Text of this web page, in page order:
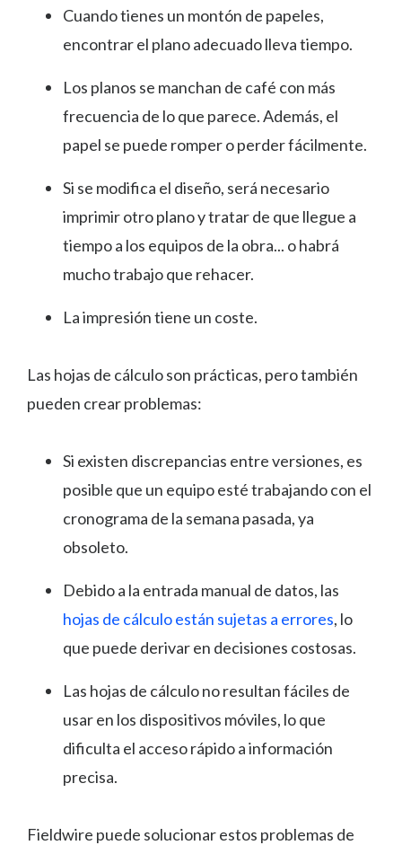
Cuando tienes un montón de papeles,
encontrar el plano adecuado lleva tiempo.
Los planos se manchan de café con más
frecuencia de lo que parece. Además, el
papel se puede romper o perder fácilmente.
Si se modifica el diseño, será necesario
imprimir otro plano y tratar de que llegue a
tiempo a los equipos de la obra... o habrá
mucho trabajo que rehacer.
La impresión tiene un coste.
Las hojas de cálculo son prácticas, pero también
pueden crear problemas:
Si existen discrepancias entre versiones, es
posible que un equipo esté trabajando con el
cronograma de la semana pasada, ya
obsoleto.
Debido a la entrada manual de datos, las
hojas de cálculo están sujetas a errores, lo
que puede derivar en decisiones costosas.
Las hojas de cálculo no resultan fáciles de
usar en los dispositivos móviles, lo que
dificulta el acceso rápido a información
precisa.
Fieldwire puede solucionar estos problemas de